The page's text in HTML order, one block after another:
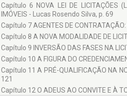
Carlos Roberto Lima Marques da Silva
Claudia Cristina de Melo Pereira
Delano Sobral Rolim
Delson Lyra da Fonseca
Elder Soares da Silva Calheiros
Elmanuel de Freitas Machado
Ênio Afonso Ferreira Silva
Capítulo 6 NOVA LEI DE LICITAÇÕES
IMÓVEIS - Lucas Rosendo Silva, p. 69
Capítulo 7 AGENTES DE
Capítulo 8 A NOVA MODALIDADE DE
Capítulo 9 INVERSÃO DAS FASES NA
Capítulo 10 A FIGURA DO
Capítulo 11 A PRÉ-QUALIFICAÇÃO NA
121
Capítulo 12 O ADEUS AO CONVITE E À